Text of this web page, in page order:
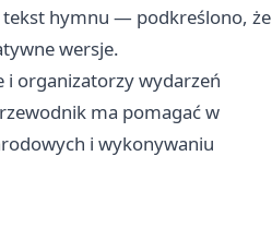
tekst hymnu — podkreślono, że
wersje.
i organizatorzy wydarzeń
ma pomagać w
i wykonywaniu